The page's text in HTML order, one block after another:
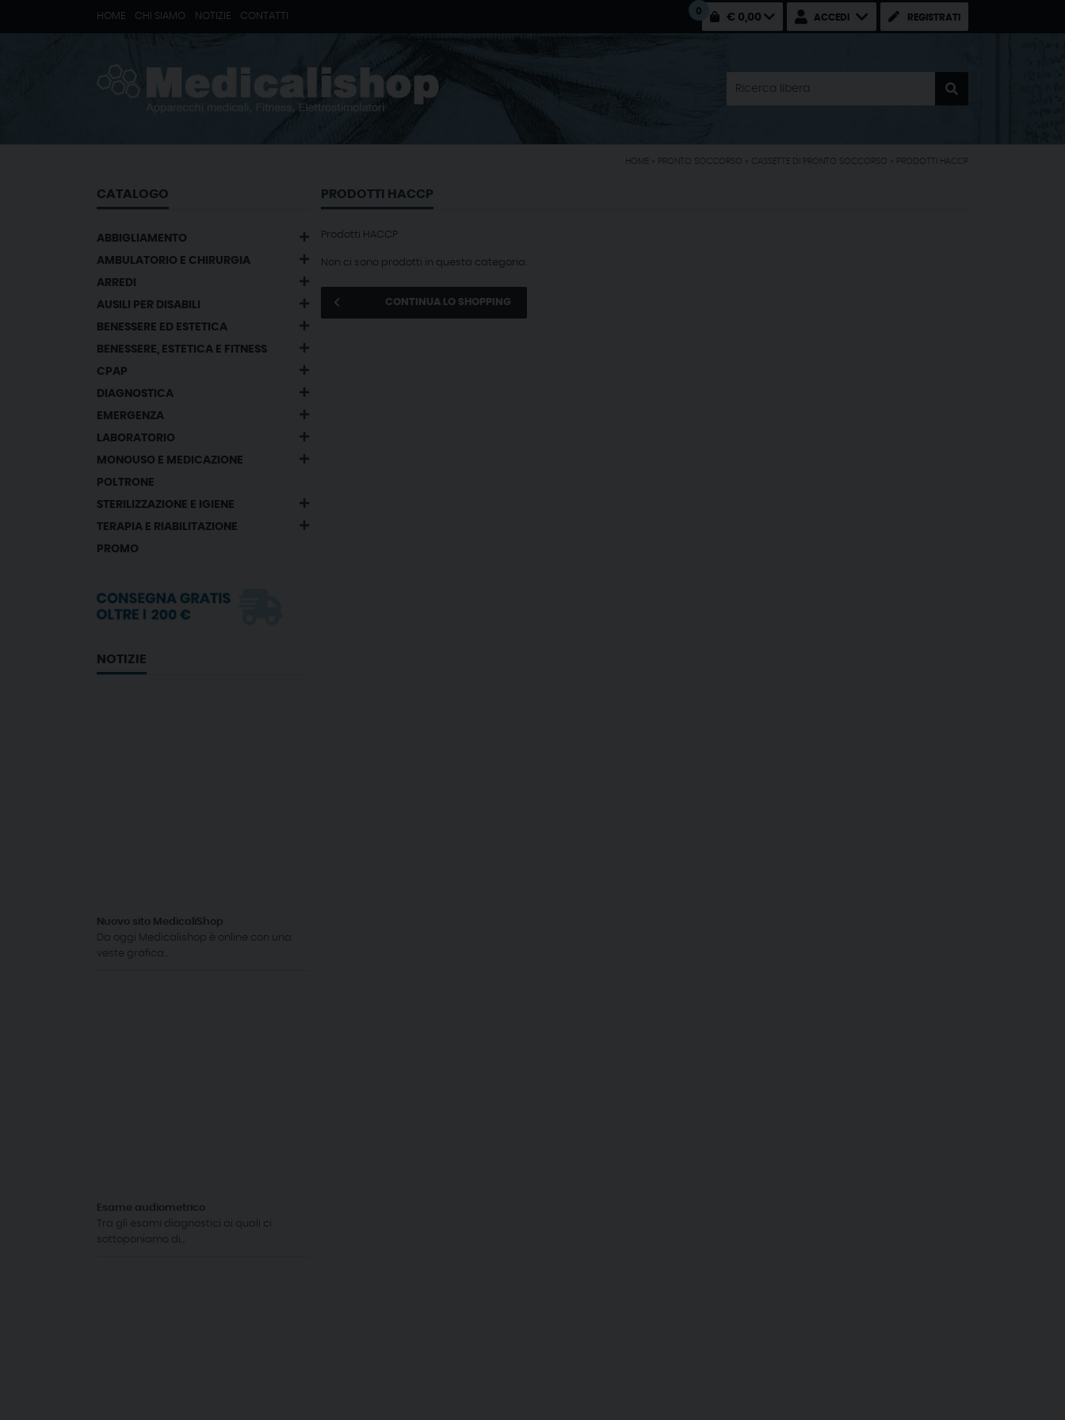
HOME CHI SIAMO NOTIZIE CONTATTI REGISTRATI
ACCEDI
0
€ 0,00
HOME PRONTO SOCCORSO CASSETTE DI PRONTO SOCCORSO PRODOTTI HACCP
CATALOGO
ABBIGLIAMENTO
AMBULATORIO E CHIRURGIA
ARREDI
AUSILI PER DISABILI
BENESSERE ED ESTETICA
BENESSERE, ESTETICA E FITNESS
CPAP
DIAGNOSTICA
EMERGENZA
LABORATORIO
MONOUSO E MEDICAZIONE
POLTRONE
STERILIZZAZIONE E IGIENE
TERAPIA E RIABILITAZIONE
PROMO
NOTIZIE
Nuovo sito MedicaliShop
Da oggi Medicalishop è online con una
veste grafica...
Esame audiometrico
Tra gli esami diagnostici ai quali ci
sottoponiamo di...
PRODOTTI HACCP
Prodotti HACCP
Non ci sono prodotti in questa categoria.
CONTINUA LO SHOPPING